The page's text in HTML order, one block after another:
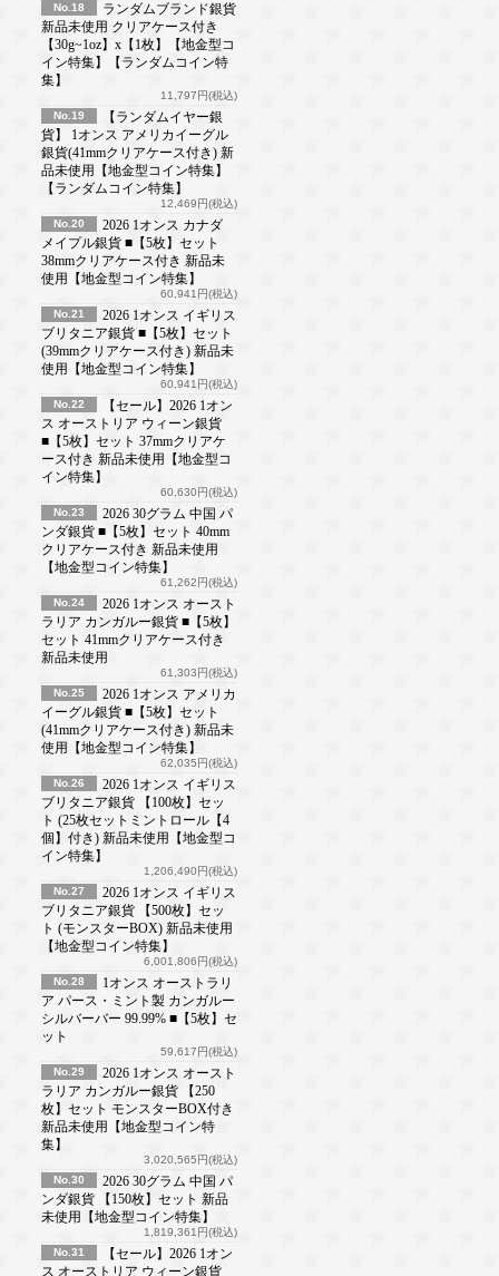
No.18
ランダムブランド銀貨
新品未使用 クリアケース付き
【30g~1oz】x【1枚】【地金型コ
イン特集】【ランダムコイン特
集】
11,797円(税込)
No.19
【ランダムイヤー銀
貨】 1オンス アメリカイーグル
銀貨(41mmクリアケース付き) 新
品未使用【地金型コイン特集】
【ランダムコイン特集】
12,469円(税込)
No.20
2026 1オンス カナダ
メイプル銀貨 ■【5枚】セット
38mmクリアケース付き 新品未
使用【地金型コイン特集】
60,941円(税込)
No.21
2026 1オンス イギリス
ブリタニア銀貨 ■【5枚】セット
(39mmクリアケース付き) 新品未
使用【地金型コイン特集】
60,941円(税込)
No.22
【セール】2026 1オン
ス オーストリア ウィーン銀貨
■【5枚】セット 37mmクリアケ
ース付き 新品未使用【地金型コ
イン特集】
60,630円(税込)
No.23
2026 30グラム 中国 パ
ンダ銀貨 ■【5枚】セット 40mm
クリアケース付き 新品未使用
【地金型コイン特集】
61,262円(税込)
No.24
2026 1オンス オースト
ラリア カンガルー銀貨 ■【5枚】
セット 41mmクリアケース付き
新品未使用
61,303円(税込)
No.25
2026 1オンス アメリカ
イーグル銀貨 ■【5枚】セット
(41mmクリアケース付き) 新品未
使用【地金型コイン特集】
62,035円(税込)
No.26
2026 1オンス イギリス
ブリタニア銀貨 【100枚】セッ
ト (25枚セットミントロール【4
個】付き) 新品未使用【地金型コ
イン特集】
1,206,490円(税込)
No.27
2026 1オンス イギリス
ブリタニア銀貨 【500枚】セッ
ト (モンスターBOX) 新品未使用
【地金型コイン特集】
6,001,806円(税込)
No.28
1オンス オーストラリ
ア パース・ミント製 カンガルー
シルバーバー 99.99% ■【5枚】セ
ット
59,617円(税込)
No.29
2026 1オンス オースト
ラリア カンガルー銀貨 【250
枚】セット モンスターBOX付き
新品未使用【地金型コイン特
集】
3,020,565円(税込)
No.30
2026 30グラム 中国 パ
ンダ銀貨 【150枚】セット 新品
未使用【地金型コイン特集】
1,819,361円(税込)
No.31
【セール】2026 1オン
ス オーストリア ウィーン銀貨